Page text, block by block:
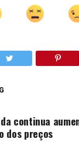
continua
dos preços